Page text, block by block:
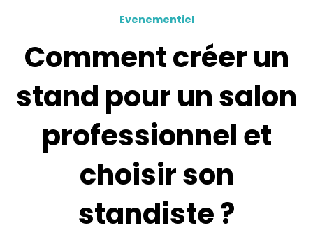
Evenementiel
Comment créer un
stand pour un salon
professionnel et
choisir son
standiste ?